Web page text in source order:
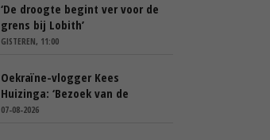
‘De droogte begint ver voor de
grens bij Lobith’
GISTEREN, 11:00
Oekraïne-vlogger Kees
Huizinga: ‘Bezoek van de
ambassade mag zelf groente
07-08-2026